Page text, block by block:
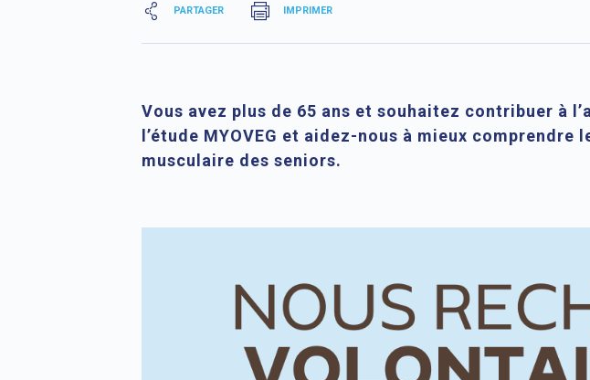
PARTAGER IMPRIMER
Vous avez plus de 65 ans et souhaitez contribuer à
l’étude MYOVEG et aidez-nous à mieux
musculaire des seniors.